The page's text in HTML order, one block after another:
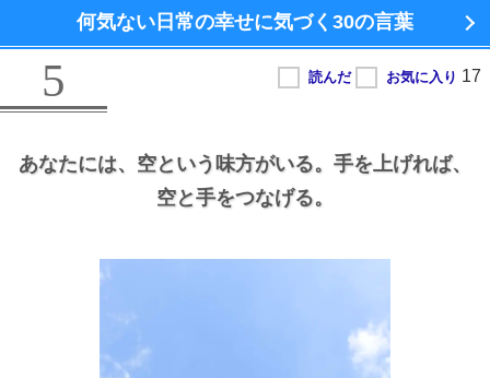
何気ない日常の幸せに気づく 30の言葉
5
あなたには、 空という味方がいる。 手を上げれば、
空と手をつなげる。